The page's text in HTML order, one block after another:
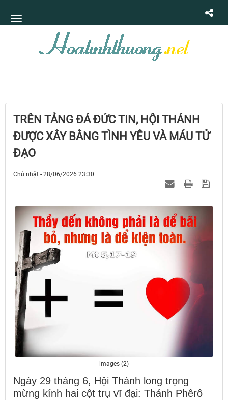
TRÊN TẢNG ĐÁ ĐỨC TIN, HỘI THÁNH
ĐƯỢC XÂY BẰNG TÌNH YÊU VÀ MÁU TỬ
ĐẠO
Chủ nhật - 28/06/2026 23:30
images (2)
Ngày 29 tháng 6, Hội Thánh long trọng
mừng kính hai cột trụ vĩ đại: Thánh Phêrô